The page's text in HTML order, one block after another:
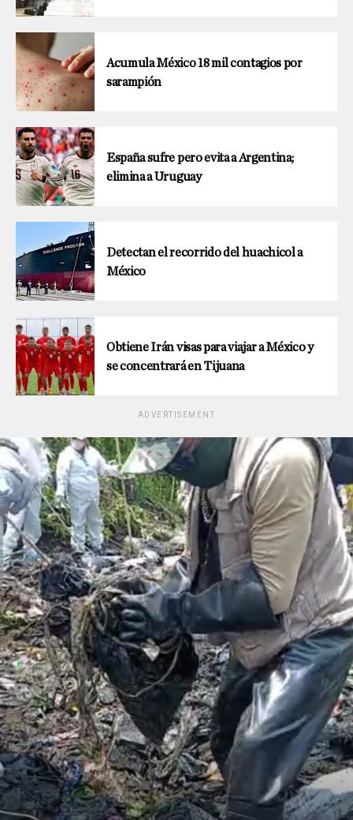
Acumula México 18 mil contagios por
sarampión
España sufre pero evita a Argentina;
elimina a Uruguay
Detectan el recorrido del huachicol a
México
Obtiene Irán visas para viajar a México y
se concentrará en Tijuana
ADVERTISEMENT